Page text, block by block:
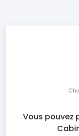
Vous pouvez